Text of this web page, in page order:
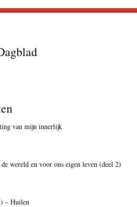
van mijn innerlijk
wereld en voor ons eigen leven (deel 2)
– Huilen